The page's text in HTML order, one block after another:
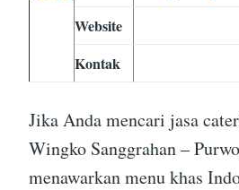
Website
Kontak
Jika Anda mencari jasa
Wingko Sanggrahan –
menawarkan menu khas